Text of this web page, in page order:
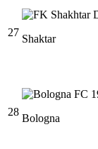
27
Shaktar
28
Bologna